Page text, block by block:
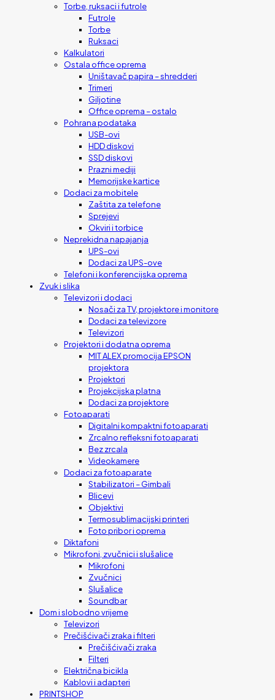
Torbe, ruksaci i futrole
Futrole
Torbe
Ruksaci
Kalkulatori
Ostala office oprema
Uništavač papira – shredderi
Trimeri
Giljotine
Office oprema – ostalo
Pohrana podataka
USB-ovi
HDD diskovi
SSD diskovi
Prazni mediji
Memorijske kartice
Dodaci za mobitele
Zaštita za telefone
Sprejevi
Okviri i torbice
Neprekidna napajanja
UPS-ovi
Dodaci za UPS-ove
Telefoni i konferencijska oprema
Zvuk i slika
Televizori i dodaci
Nosači za TV, projektore i monitore
Dodaci za televizore
Televizori
Projektori i dodatna oprema
MIT ALEX promocija EPSON
projektora
Projektori
Projekcijska platna
Dodaci za projektore
Fotoaparati
Digitalni kompaktni fotoaparati
Zrcalno refleksni fotoaparati
Bez zrcala
Videokamere
Dodaci za fotoaparate
Stabilizatori – Gimbali
Blicevi
Objektivi
Termosublimacijski printeri
Foto pribor i oprema
Diktafoni
Mikrofoni, zvučnici i slušalice
Mikrofoni
Zvučnici
Slušalice
Soundbar
Dom i slobodno vrijeme
Televizori
Prečišćivači zraka i filteri
Prečišćivači zraka
Filteri
Električna bicikla
Kablovi i adapteri
PRINTSHOP